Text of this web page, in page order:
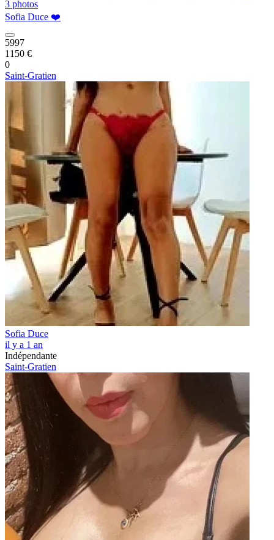
3 photos
Sofia Duce ❤️
5997
1150 €
0
Saint-Gratien
Sofia Duce
il y a 1 an
Indépendante
Saint-Gratien